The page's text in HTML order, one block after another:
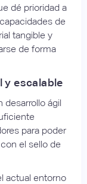
dé prioridad a
de
tangible y
de forma
y escalable
desarrollo ágil
para poder
el sello de
actual entorno